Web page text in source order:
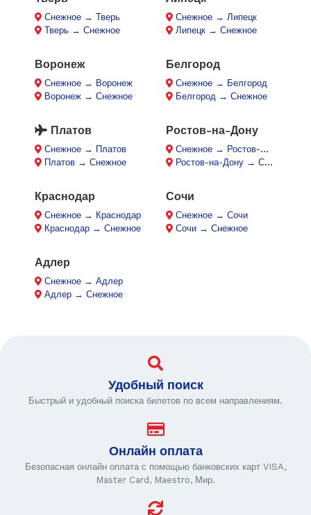
Снежное → Тверь
Тверь → Снежное
Снежное → Липецк
Липецк → Снежное
Воронеж
Снежное → Воронеж
Воронеж → Снежное
Белгород
Снежное → Белгород
Белгород → Снежное
Платов
Снежное → Платов
Платов → Снежное
Ростов-на-Дону
Снежное → Ростов-на-Дону
Ростов-на-Дону → Снежное
Краснодар
Снежное → Краснодар
Краснодар → Снежное
Сочи
Снежное → Сочи
Сочи → Снежное
Адлер
Снежное → Адлер
Адлер → Снежное
Удобный поиск
Быстрый и удобный поиска билетов по всем направлениям.
Онлайн оплата
Безопасная онлайн оплата с помощью банковских карт VISA,
Master Card, Maestro, Мир.